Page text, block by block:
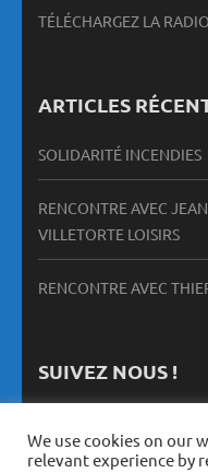
TÉLÉCHARGEZ LA
ARTICLES
SOLIDARITÉ INCENDIES
RENCONTRE AVEC
VILLETORTE LOISIRS
RENCONTRE AVEC
SUIVEZ NOUS !
We use cookies on our
relevant experience by